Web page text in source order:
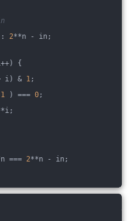
: 2**n - in;
{
& 1;
) === 0;
=== 2**n - in;